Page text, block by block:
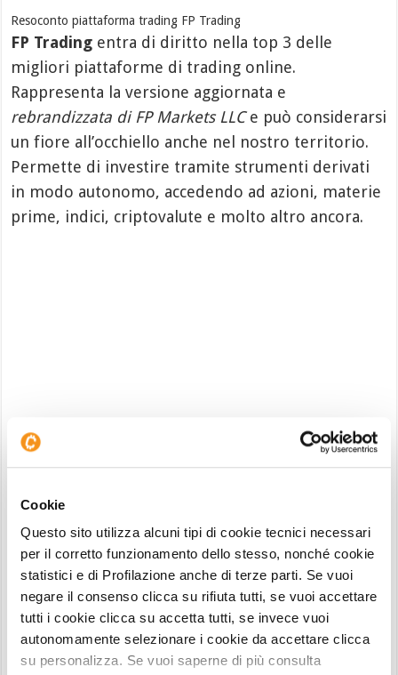
Cookie
Questo sito utilizza alcuni tipi di cookie tecnici necessari
per il corretto funzionamento dello stesso, nonché cookie
statistici e di Profilazione anche di terze parti. Se vuoi
negare il consenso clicca su rifiuta tutti, se vuoi accettare
tutti i cookie clicca su accetta tutti, se invece vuoi
autonomamente selezionare i cookie da accettare clicca
su personalizza. Se vuoi saperne di più consulta
Resoconto piattaforma trading FP Trading
FP Trading entra di diritto nella top 3 delle
migliori piattaforme di trading online.
Rappresenta la versione aggiornata e
rebrandizzata di FP Markets LLCe può considerarsi
un fiore all’occhiello anche nel nostro territorio.
Permette di investire tramite strumenti derivati
in modo autonomo, accedendo ad azioni, materie
prime, indici, criptovalute e molto altro ancora.
Perché scegliere FP Trading come migliore
livelli di trasparenza e con una chiara struttura
normativa (troviamo la supervisione di FSA,
FSRA, FSCA e FSC);
Per garantire la massima tutela agli utenti
registrati, FP Trading mantiene una copertura
assicurativa per i clienti fino ad un massimo di